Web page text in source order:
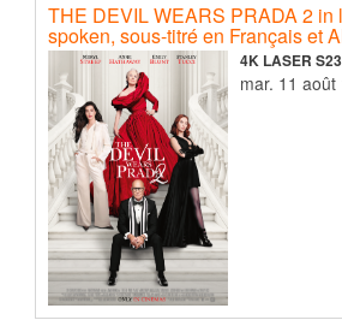
THE DEVIL WEARS PRADA 2
spoken, sous-titré en Français et
4K LASER
mar. 11